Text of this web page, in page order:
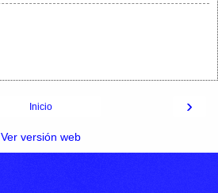
›
Inicio
Ver versión web